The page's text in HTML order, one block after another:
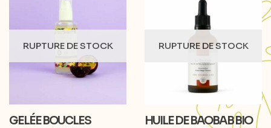
RUPTURE DE STOCK
GELÉE BOUCLES
RUPTURE DE STOCK
HUILE DE BAOBAB BIO